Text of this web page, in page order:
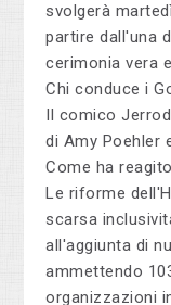
svolgerà
partire dall'una
cerimonia vera
Chi conduce i
Il comico
di Amy Poehler
Come ha
Le riforme
scarsa
all'aggiunta di
ammettendo
organizzazioni